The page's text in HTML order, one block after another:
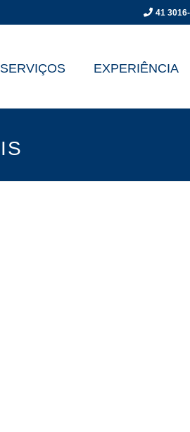
41
SERVIÇOS EXPERIÊNCIA